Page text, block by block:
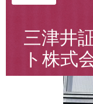
三津井
ト株式